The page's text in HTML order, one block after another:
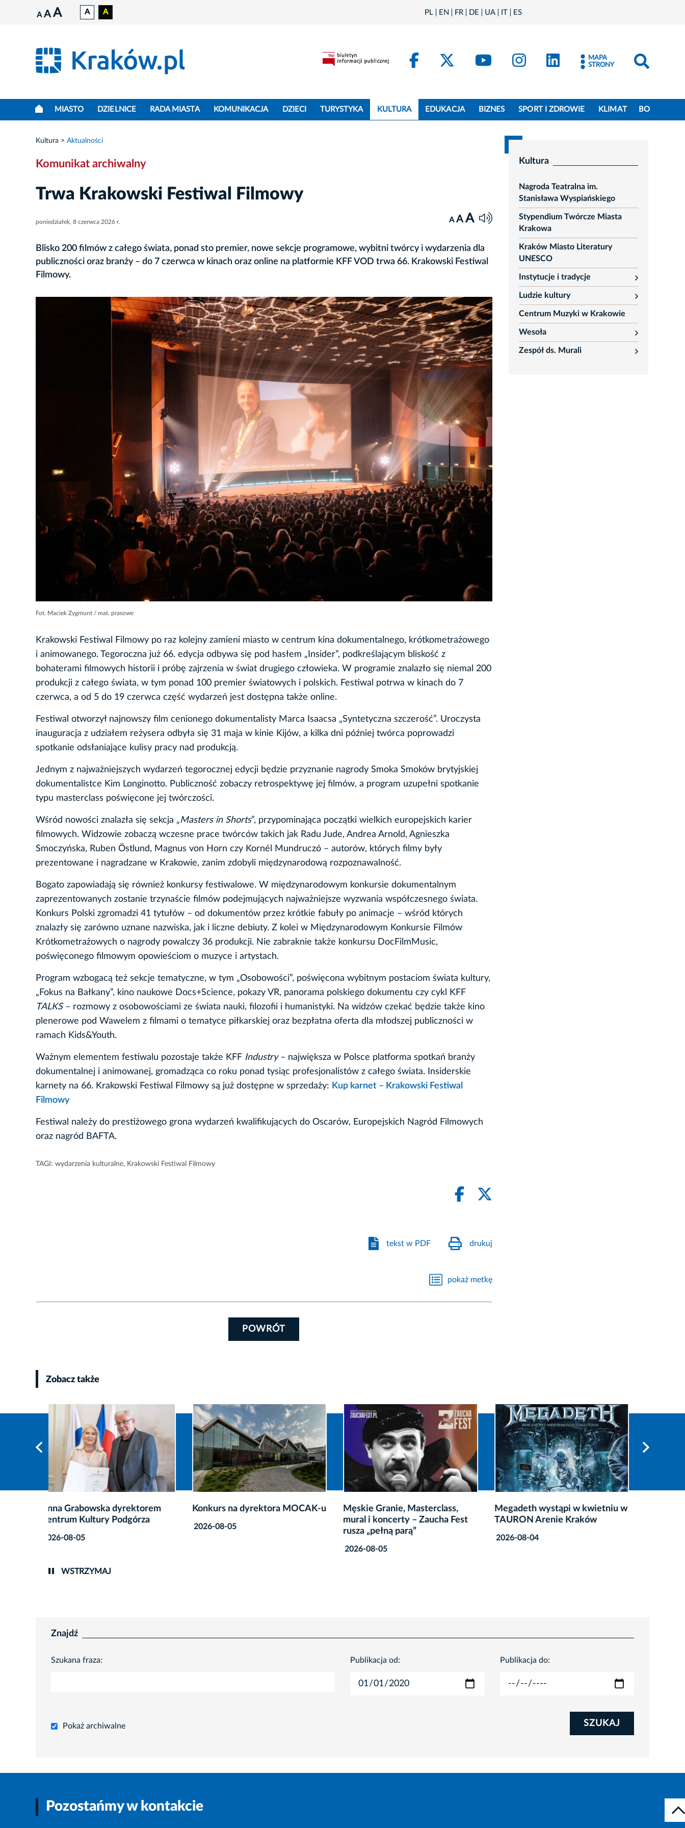
A A A A A PL EN FR DE UA IT ES
FacebookKraków - X
Kraków - YouTube
Kraków - Instagram
Kraków - LinkedIn
MAPA
STRONY
MIASTO DZIELNICE RADA MIASTA KOMUNIKACJA DZIECI TURYSTYKA KULTURA EDUKACJA BIZNES SPORT I ZDROWIE KLIMAT BO
Kultura Aktualności
Komunikat archiwalny
Trwa Krakowski Festiwal Filmowy
poniedziałek, 8 czerwca 2026 r. A A A
Blisko 200 filmów z całego świata, ponad sto premier, nowe sekcje programowe, wybitni twórcy i wydarzenia dla
publiczności oraz branży – do 7 czerwca w kinach oraz online na platformie KFF VOD trwa 66. Krakowski Festiwal
Filmowy.
Fot. Maciek Zygmunt / mat. prasowe
Krakowski Festiwal Filmowy po raz kolejny zamieni miasto w centrum kina dokumentalnego, krótkometrażowego
i animowanego. Tegoroczna już 66. edycja odbywa się pod hasłem „Insider”, podkreślającym bliskość z
bohaterami filmowych historii i próbę zajrzenia w świat drugiego człowieka. W programie znalazło się niemal 200
produkcji z całego świata, w tym ponad 100 premier światowych i polskich. Festiwal potrwa w kinach do 7
czerwca, a od 5 do 19 czerwca część wydarzeń jest dostępna także online.
Festiwal otworzył najnowszy film cenionego dokumentalisty Marca Isaacsa „Syntetyczna szczerość”. Uroczysta
inauguracja z udziałem reżysera odbyła się 31 maja w kinie Kijów, a kilka dni później twórca poprowadzi
spotkanie odsłaniające kulisy pracy nad produkcją.
Jednym z najważniejszych wydarzeń tegorocznej edycji będzie przyznanie nagrody Smoka Smoków brytyjskiej
dokumentalistce Kim Longinotto. Publiczność zobaczy retrospektywę jej filmów, a program uzupełni spotkanie
typu masterclass poświęcone jej twórczości.
Wśród nowości znalazła się sekcja „Masters in Shorts”, przypominająca początki wielkich europejskich karier
filmowych. Widzowie zobaczą wczesne prace twórców takich jak Radu Jude, Andrea Arnold, Agnieszka
Smoczyńska, Ruben Östlund, Magnus von Horn czy Kornél Mundruczó – autorów, których filmy były
prezentowane i nagradzane w Krakowie, zanim zdobyli międzynarodową rozpoznawalność.
Bogato zapowiadają się również konkursy festiwalowe. W międzynarodowym konkursie dokumentalnym
zaprezentowanych zostanie trzynaście filmów podejmujących najważniejsze wyzwania współczesnego świata.
Konkurs Polski zgromadzi 41 tytułów – od dokumentów przez krótkie fabuły po animacje – wśród których
znalazły się zarówno uznane nazwiska, jak i liczne debiuty. Z kolei w Międzynarodowym Konkursie Filmów
Krótkometrażowych o nagrody powalczy 36 produkcji. Nie zabraknie także konkursu DocFilmMusic,
poświęconego filmowym opowieściom o muzyce i artystach.
Program wzbogacą też sekcje tematyczne, w tym „Osobowości”, poświęcona wybitnym postaciom świata kultury,
„Fokus na Bałkany”, kino naukowe Docs+Science, pokazy VR, panorama polskiego dokumentu czy cykl KFF
TALKS– rozmowy z osobowościami ze świata nauki, filozofii i humanistyki. Na widzów czekać będzie także kino
plenerowe pod Wawelem z filmami o tematyce piłkarskiej oraz bezpłatna oferta dla młodszej publiczności w
ramach Kids&Youth.
Ważnym elementem festiwalu pozostaje także KFF Industry– największa w Polsce platforma spotkań branży
dokumentalnej i animowanej, gromadząca co roku ponad tysiąc profesjonalistów z całego świata. Insiderskie
karnety na 66. Krakowski Festiwal Filmowy są już dostępne w sprzedaży: Kup karnet – Krakowski Festiwal
Filmowy
Festiwal należy do prestiżowego grona wydarzeń kwalifikujących do Oscarów, Europejskich Nagród Filmowych
oraz nagród BAFTA.
TAGI: wydarzenia kulturalne, Krakowski Festiwal Filmowy
tekst w PDF drukuj
pokaż metkę
POWRÓT
Kultura
Nagroda Teatralna im.
Stanisława Wyspiańskiego
Stypendium Twórcze Miasta
Krakowa
Kraków Miasto Literatury
UNESCO
Instytucje i tradycje
rozwiń
Ludzie kultury
rozwiń
Centrum Muzyki w Krakowie
Wesoła
rozwiń
Zespół ds. Murali
rozwiń
Zobacz także
Konkurs na dyrektora MOCAK-u
Męskie Granie, Masterclass,
rusza „pełną parą”
Megadeth wystąpi w kwietniu w
TAURON Arenie Kraków
2026-08-04
TAURON Arena Kraków –
podsumowanie pierwszej
WSTRZYMAJ
Znajdź
Szukana fraza: Publikacja od: Publikacja do:
Pokaż archiwalne SZUKAJ
Pozostańmy w kontakcie